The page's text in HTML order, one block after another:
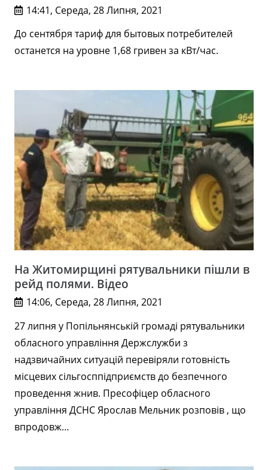
14:41, Середа, 28 Липня, 2021
До сентября тариф для бытовых потребителей
останется на уровне 1,68 гривен за кВт/час.
На Житомирщині рятувальники пішли в
рейд полями. Відео
14:06, Середа, 28 Липня, 2021
27 липня у Попільнянській громаді рятувальники
обласного управління Держслужби з
надзвичайних ситуацій перевіряли готовність
місцевих сільгосппідприємств до безпечного
проведення жнив. Пресофіцер обласного
управління ДСНС Ярослав Мельник розповів , що
впродовж…